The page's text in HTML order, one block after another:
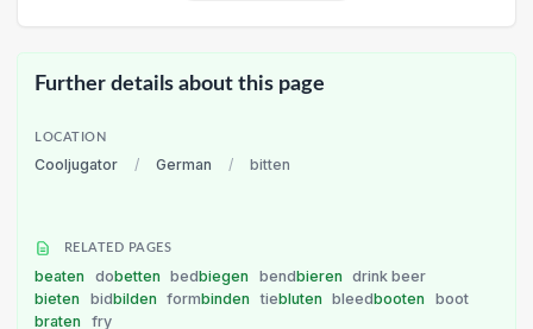
Further details about this page
LOCATION
Cooljugator / German / bitten
RELATED PAGES
beaten dobetten bedbiegen bendbieren
drink beer
bieten
bidbilden formbinden tiebluten bleedbooten
boot
braten
fry